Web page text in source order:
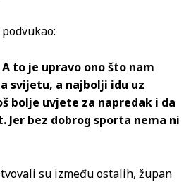
to je upravo ono što nam
svijetu, a najbolji idu uz
bolje uvjete za napredak i da
bez dobrog sporta nema ni
su između ostalih, župan